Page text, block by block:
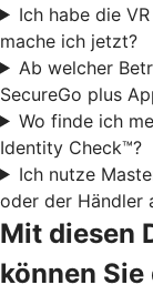
Ich habe die
mache ich jetzt?
Ab welcher
SecureGo plus
Wo finde ich
Identity Check™?
Ich nutze
oder der Händler
Mit diesen
können